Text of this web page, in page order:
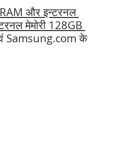
और इन्टरनल
मेमोरी 128GB
Samsung.com के